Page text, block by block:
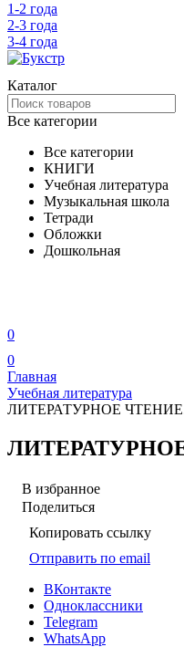
1-2 года
2-3 года
3-4 года
Каталог
Все категории
Все категории
КНИГИ
Учебная литература
Музыкальная школа
Тетради
Обложки
Дошкольная
0
0
Главная
Учебная литература
ЛИТЕРАТУРНОЕ
В избранное
Поделиться
Копировать ссылку
Отправить по email
ВКонтакте
Одноклассники
Telegram
WhatsApp